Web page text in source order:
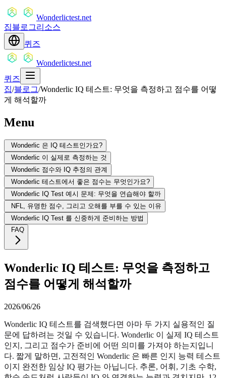
Wonderlictest.net
집블로그리소스
퀴즈
Wonderlictest.net
퀴즈
집/블로그/Wonderlic IQ 테스트: 무엇을 측정하고 점수를 어떻
게 해석할까
Menu
Wonderlic 은 IQ 테스트인가요?
Wonderlic 이 실제로 측정하는 것
Wonderlic 점수와 IQ 추정의 관계
Wonderlic 테스트에서 좋은 점수는 무엇인가요?
Wonderlic IQ Test 예시 문제: 무엇을 연습해야 할까
NFL, 유명한 점수, 그리고 오해를 부를 수 있는 이유
Wonderlic IQ Test 를 신중하게 준비하는 방법
FAQ
Wonderlic IQ 테스트: 무엇을 측정하고
점수를 어떻게 해석할까
2026/06/26
Wonderlic IQ 테스트를 검색했다면 아마 두 가지 실용적인 질
문에 답하려는 것일 수 있습니다. Wonderlic 이 실제 IQ 테스트
인지, 그리고 점수가 준비에 어떤 의미를 가져야 하는지입니
다. 짧게 말하면, 고전적인 Wonderlic 은 빠른 인지 능력 테스트
이지 완전한 임상 IQ 평가는 아닙니다. 추론, 어휘, 기초 수학,